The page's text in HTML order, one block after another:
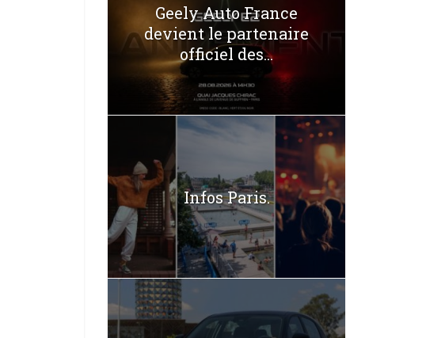
Geely Auto France
devient le partenaire
officiel des...
Infos Paris.